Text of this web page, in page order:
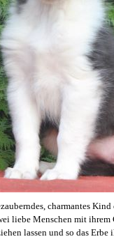
charmantes
liebe Menschen mit ihrem
lassen und so das